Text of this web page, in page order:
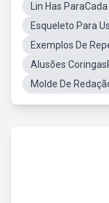
Lin Has
Esqueleto Para
Exemplos De
Alusões
Molde De